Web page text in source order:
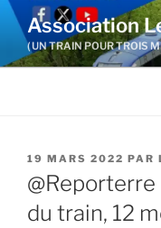
Aller
contenu
Association
( UN TRAIN POUR TROIS
PUBLIÉ
19 MARS 2022 PAR
du train, 12